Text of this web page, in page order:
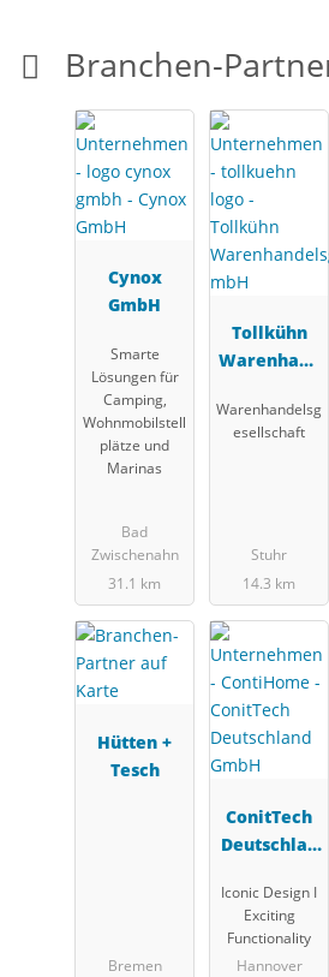
Branchen-
Cynox
GmbH
Smarte
Lösungen für
Camping,
Wohnmobilstell
plätze und
Marinas
Bad
Zwischenahn
31.1 km
Tollkühn
Warenhand
aft mbH
Warenhandelsg
esellschaft
Stuhr
14.3 km
Hütten +
Tesch
Bremen
ConitTech
Deutschlan
Iconic Design I
Exciting
Functionality
Hannover